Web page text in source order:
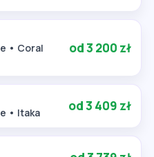
• Coral
od 3 200 zł
• Itaka od 3 409 zł